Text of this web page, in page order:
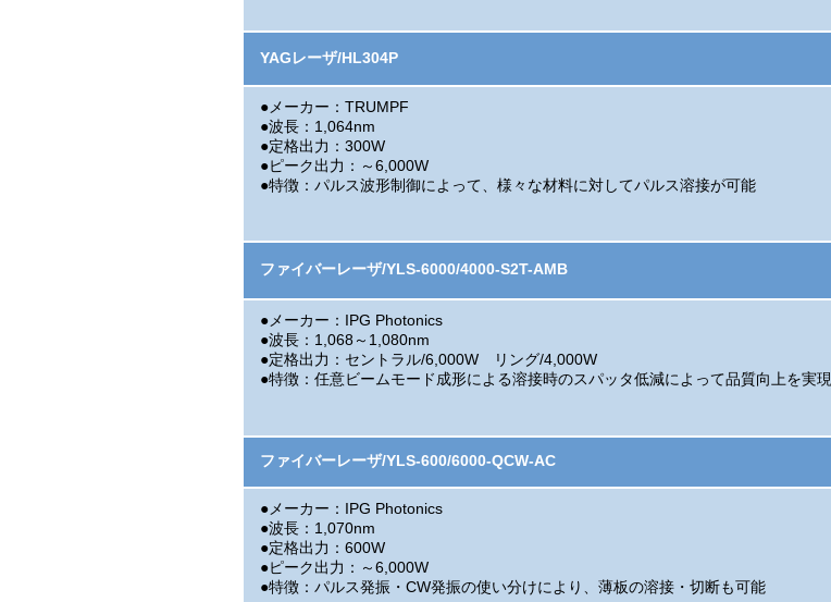
YAGレーザ/HL304P
●メーカー：TRUMPF
●波長：1,064nm
●定格出力：300W
●ピーク出力：～6,000W
●特徴：パルス波形制御によって、様々な材料に対してパルス溶接が可能
ファイバーレーザ/YLS-6000/4000-S2T-AMB
●メーカー：IPG Photonics
●波長：1,068～1,080nm
●定格出力：セントラル/6,000W リング/4,000W
●特徴：任意ビームモード成形による溶接時のスパッタ低減によって品質向上を実現
ファイバーレーザ/YLS-600/6000-QCW-AC
●メーカー：IPG Photonics
●波長：1,070nm
●定格出力：600W
●ピーク出力：～6,000W
●特徴：パルス発振・CW発振の使い分けにより、薄板の溶接・切断も可能